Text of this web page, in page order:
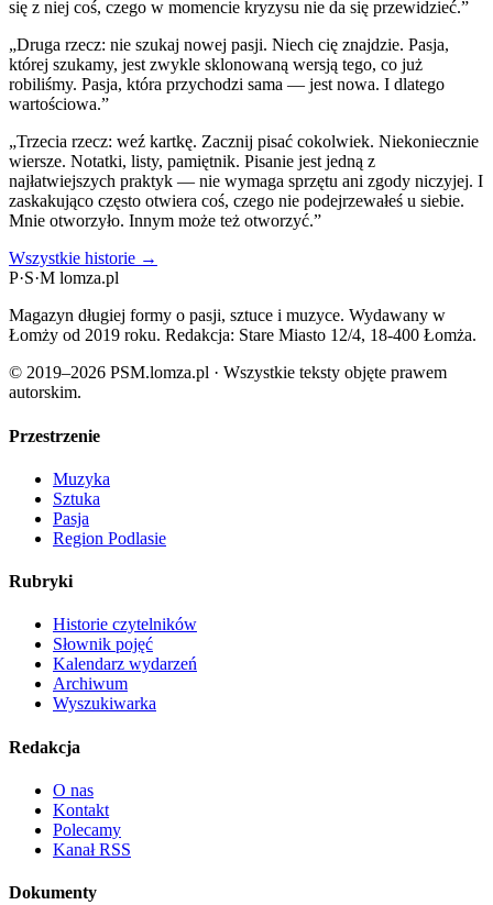
się z niej coś, czego w momencie kryzysu nie da się przewidzieć.”
„Druga rzecz: nie szukaj nowej pasji. Niech cię znajdzie. Pasja,
której szukamy, jest zwykle sklonowaną wersją tego, co już
robiliśmy. Pasja, która przychodzi sama — jest nowa. I dlatego
wartościowa.”
„Trzecia rzecz: weź kartkę. Zacznij pisać cokolwiek. Niekoniecznie
wiersze. Notatki, listy, pamiętnik. Pisanie jest jedną z
najłatwiejszych praktyk — nie wymaga sprzętu ani zgody niczyjej. I
zaskakująco często otwiera coś, czego nie podejrzewałeś u siebie.
Mnie otworzyło. Innym może też otworzyć.”
Wszystkie historie →
P·S·M lomza.pl
Magazyn długiej formy o pasji, sztuce i muzyce. Wydawany w
Łomży od 2019 roku. Redakcja: Stare Miasto 12/4, 18-400 Łomża.
© 2019–2026 PSM.lomza.pl · Wszystkie teksty objęte prawem
autorskim.
Przestrzenie
Muzyka
Sztuka
Pasja
Region Podlasie
Rubryki
Historie czytelników
Słownik pojęć
Kalendarz wydarzeń
Archiwum
Wyszukiwarka
Redakcja
O nas
Kontakt
Polecamy
Kanał RSS
Dokumenty